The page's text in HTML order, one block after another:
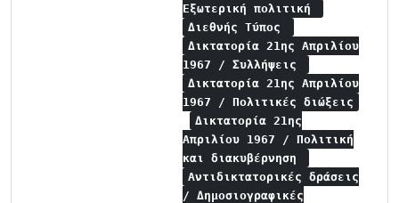
Εξωτερική πολιτική
Διεθνής Τύπος
Δικτατορία 21ης Απριλίου
1967 / Συλλήψεις
Δικτατορία 21ης Απριλίου
1967 / Πολιτικές διώξεις
Δικτατορία 21ης
Απριλίου 1967 / Πολιτική
και διακυβέρνηση
Αντιδικτατορικές δράσεις
/ Δημοσιογραφικές